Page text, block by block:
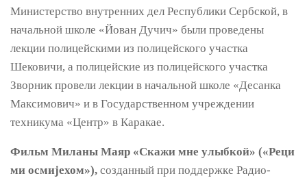
Министерство внутренних дел Республики Сербской, в
начальной школе «Йован Дучич» были проведены
лекции полицейскими из полицейского участка
Шековичи, а полицейские из полицейского участка
Зворник провели лекции в начальной школе «Десанка
Максимович» и в Государственном учреждении
техникума «Центр» в Каракае.
Фильм Миланы Маяр «Скажи мне улыбкой» («Реци
ми осмијехом»), созданный при поддержке Радио-